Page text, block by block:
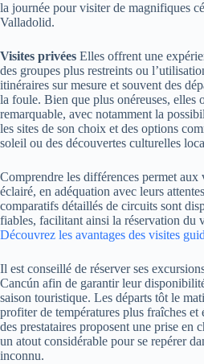
la journée pour visiter de magnifiques
Valladolid.
Visites privées Elles offrent une
des groupes plus restreints ou
itinéraires sur mesure et souvent des
la foule. Bien que plus onéreuses,
remarquable, avec notamment la
les sites de son choix et des options
soleil ou des découvertes culturelles
Comprendre les différences permet
éclairé, en adéquation avec leurs
comparatifs détaillés de circuits sont
fiables, facilitant ainsi la réservation du
Découvrez les avantages des visites
Il est conseillé de réserver ses
Cancún afin de garantir leur
saison touristique. Les départs tôt le
profiter de températures plus fraîches
des prestataires proposent une prise en
un atout considérable pour se repérer
inconnu.